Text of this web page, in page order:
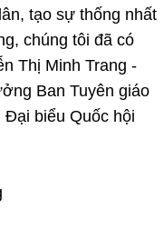
tạo sự thống nhất
chúng tôi đã có
Thị Minh Trang -
Ban Tuyên giáo
biểu Quốc hội